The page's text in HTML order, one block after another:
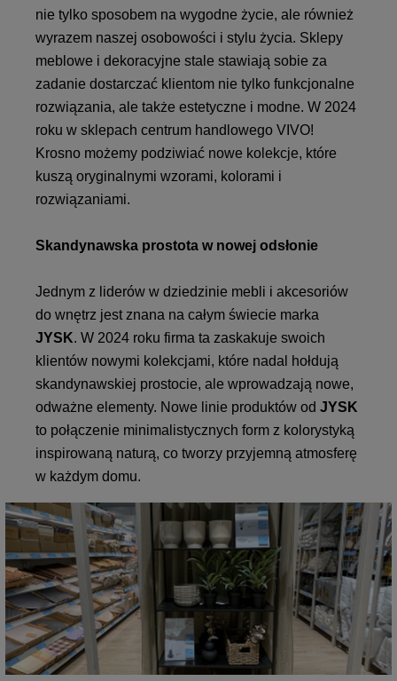
nie tylko sposobem na wygodne życie, ale również
wyrazem naszej osobowości i stylu życia. Sklepy
meblowe i dekoracyjne stale stawiają sobie za
zadanie dostarczać klientom nie tylko funkcjonalne
rozwiązania, ale także estetyczne i modne. W 2024
roku w sklepach centrum handlowego VIVO!
Krosno możemy podziwiać nowe kolekcje, które
kuszą oryginalnymi wzorami, kolorami i
rozwiązaniami.
Skandynawska prostota w nowej odsłonie
Jednym z liderów w dziedzinie mebli i akcesoriów
do wnętrz jest znana na całym świecie marka
JYSK. W 2024 roku firma ta zaskakuje swoich
klientów nowymi kolekcjami, które nadal hołdują
skandynawskiej prostocie, ale wprowadzają nowe,
odważne elementy. Nowe linie produktów od JYSK
to połączenie minimalistycznych form z kolorystyką
inspirowaną naturą, co tworzy przyjemną atmosferę
w każdym domu.